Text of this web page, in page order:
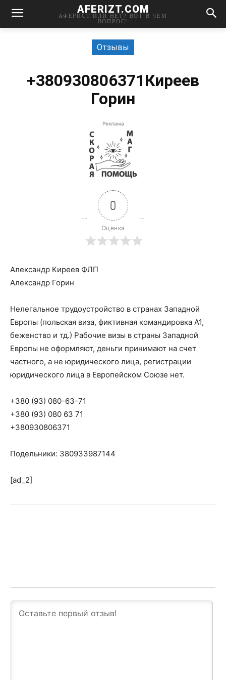
AFERIZT.COM
АФЕРИСТ ИЛИ НЕТ? ВОТ В ЧЕМ
ВОПРОС!
Отзывы
+380930806371Киреев
Горин
Реклама
0
Оценка
Александр Киреев ФЛП
Александр Горин
Нелегальное трудоустройство в странах Западной
Европы (польская виза, фиктивная командировка А1,
беженство и тд.) Рабочие визы в страны Западной
Европы не оформляют, деньги принимают на счет
частного, а не юридического лица, регистрации
юридического лица в Европейском Союзе нет.
+380 (93) 080-63-71
+380 (93) 080 63 71
+380930806371
Подельники: 380933987144
[ad_2]